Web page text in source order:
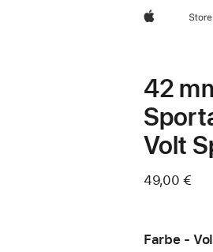
Apple Store
42
Volt
49,00 €
Farbe -